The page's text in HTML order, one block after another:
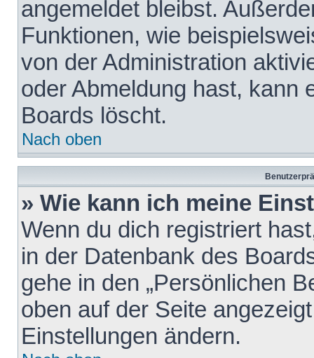
angemeldet bleibst.
Funktionen, wie
von der Administration
oder Abmeldung hast, kann
Boards löscht.
Nach oben
» Wie kann ich meine
Wenn du dich registriert
in der Datenbank des
gehe in den „Persönlichen
oben auf der Seite
Einstellungen ändern.